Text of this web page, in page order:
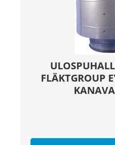
FLÄKTGROUP